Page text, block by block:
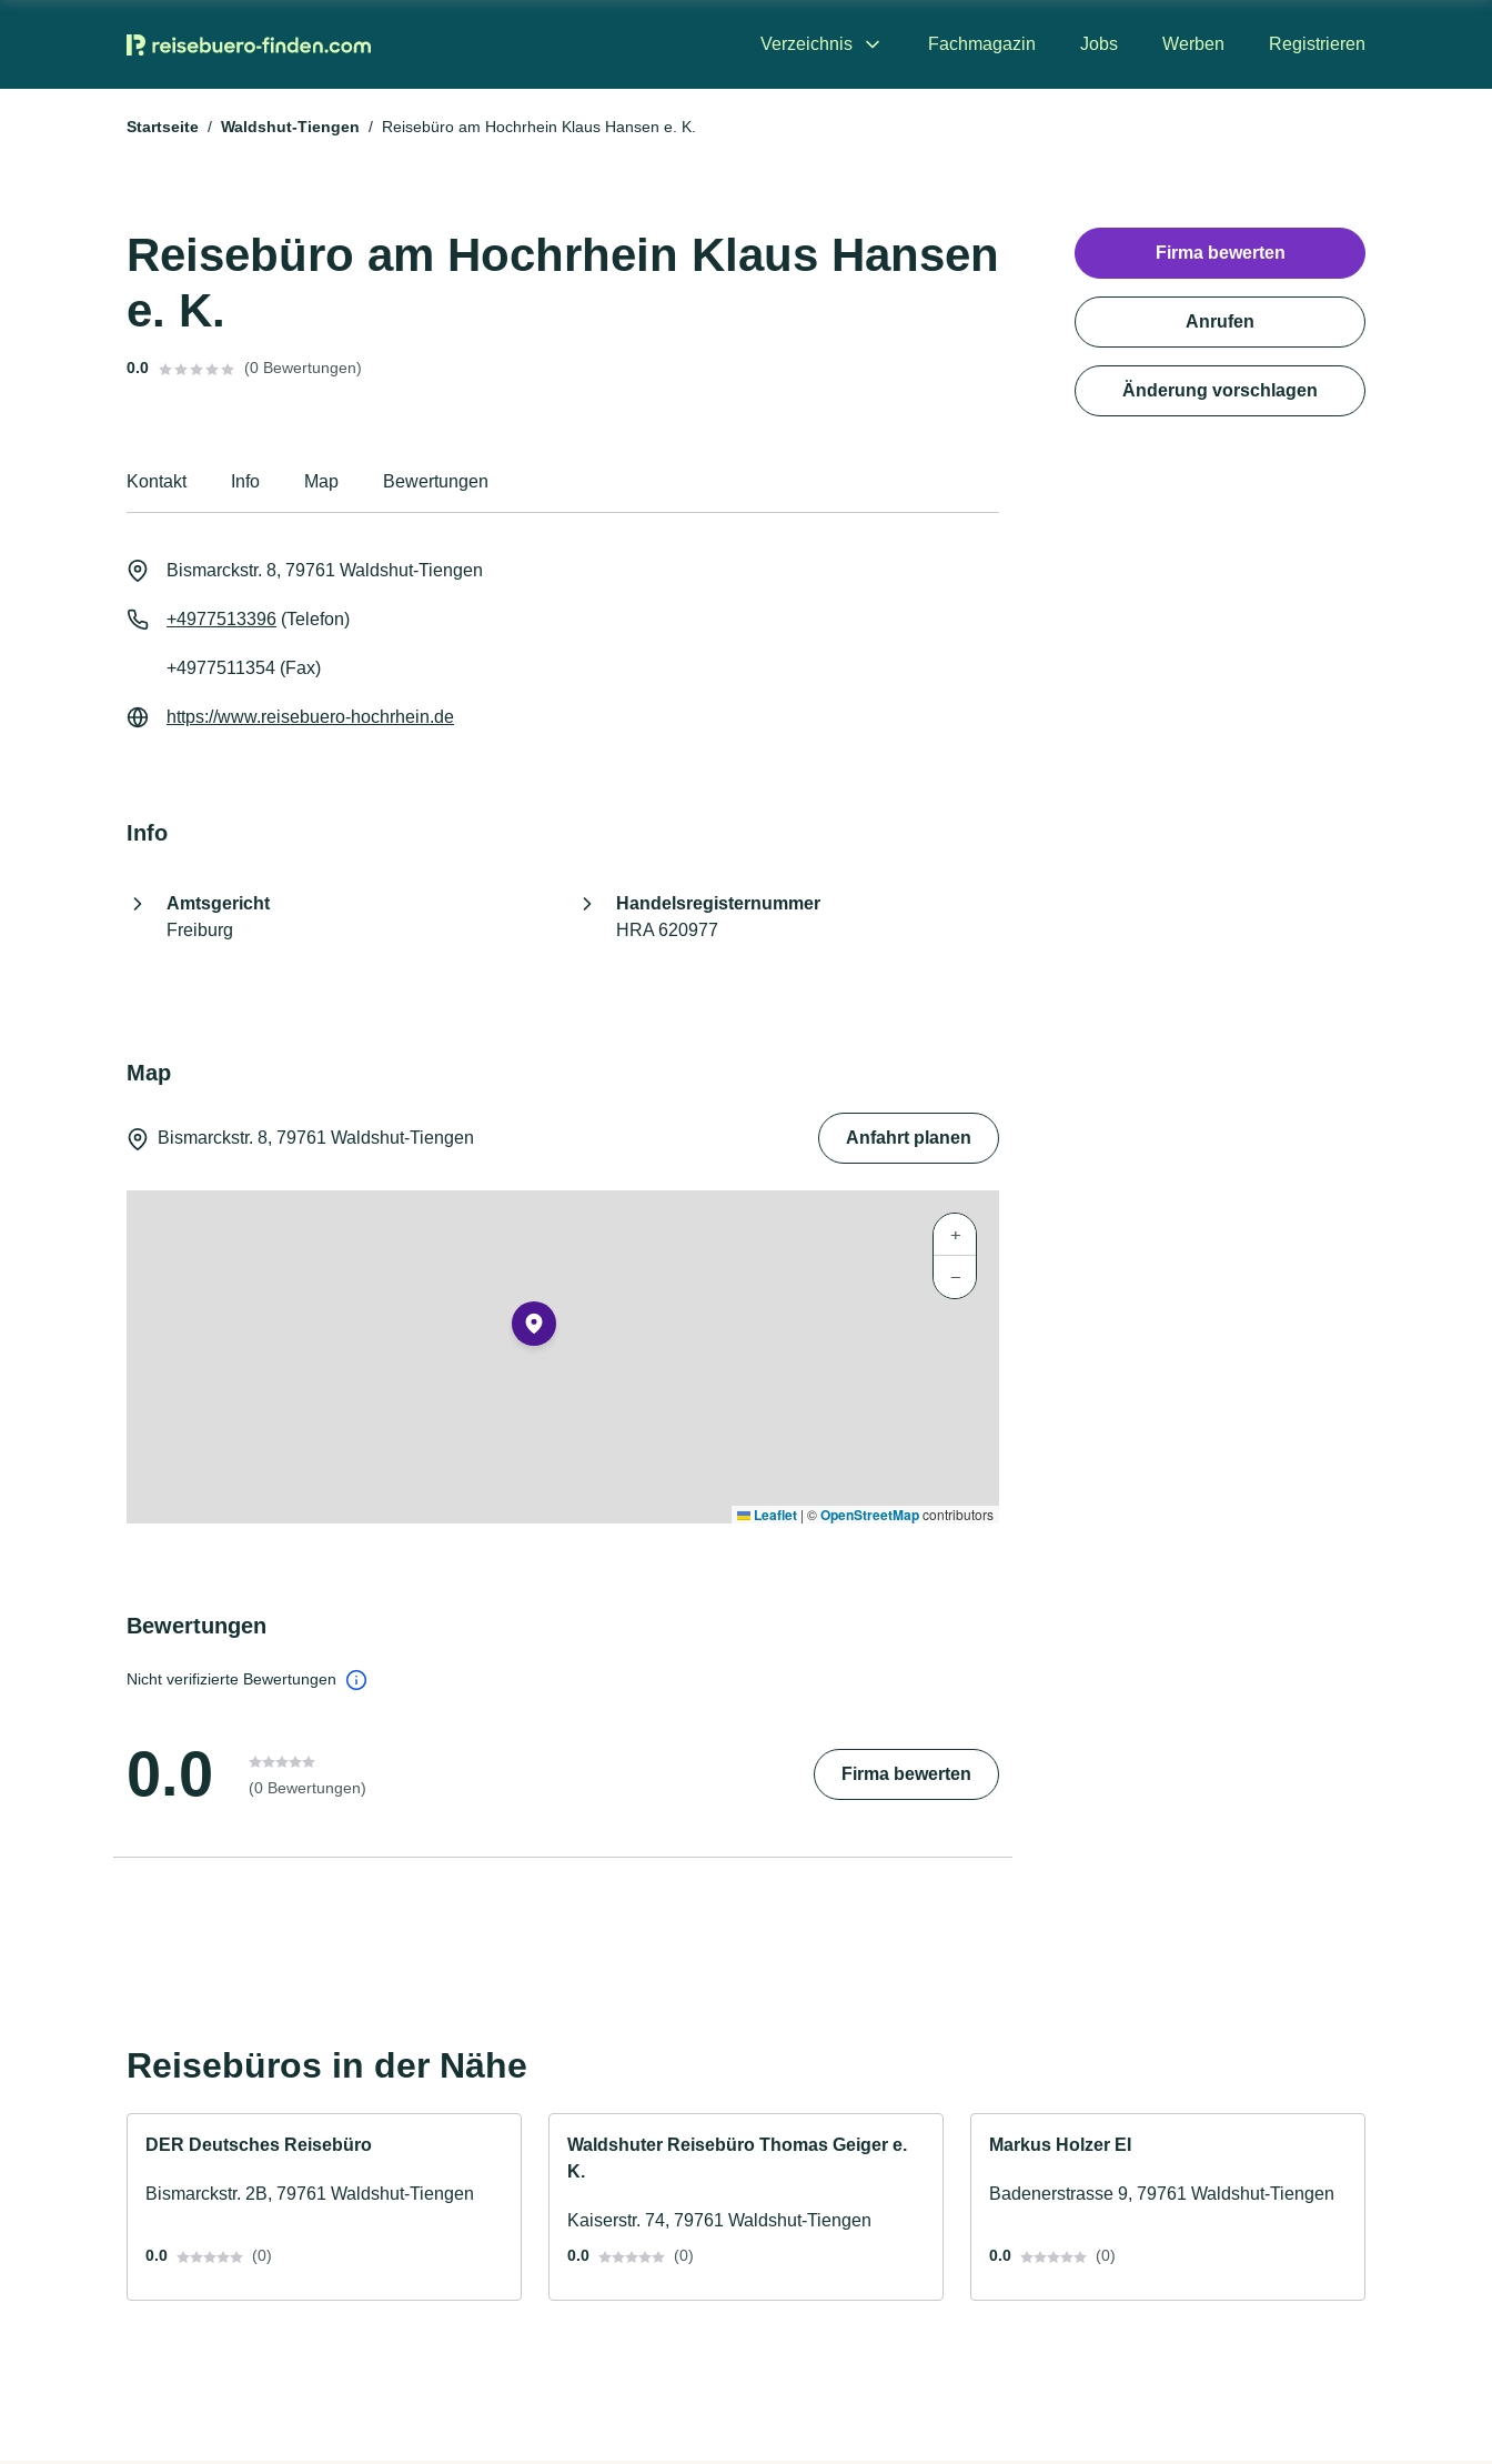
Verzeichnis Fachmagazin Jobs Werben Registrieren
Startseite Waldshut-Tiengen Reisebüro am Hochrhein Klaus Hansen e. K.
Reisebüro am Hochrhein Klaus Hansen
e. K.
0.0 (0 Bewertungen)
Kontakt Info Map Bewertungen
Bismarckstr. 8, 79761 Waldshut-Tiengen
+4977513396 (Telefon)
+4977511354 (Fax)
https://www.reisebuero-hochrhein.de
Info
Amtsgericht
Freiburg
Handelsregisternummer
HRA 620977
Map
Bismarckstr. 8, 79761 Waldshut-Tiengen Anfahrt planen
+
−
Leaflet | ©OpenStreetMapcontributors
Bewertungen
Nicht verifizierte Bewertungen
0.0 (0 Bewertungen)
Firma bewerten
Firma bewerten
Anrufen
Änderung vorschlagen
Reisebüros in der Nähe
DER Deutsches Reisebüro
Bismarckstr. 2B, 79761 Waldshut-Tiengen
0.0 (0)
Waldshuter Reisebüro Thomas Geiger e.
K.
Kaiserstr. 74, 79761 Waldshut-Tiengen
0.0 (0)
Markus Holzer EI
Badenerstrasse 9, 79761 Waldshut-Tiengen
0.0 (0)